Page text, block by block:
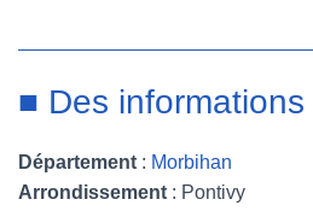
■ Des
Département : Morbihan
Arrondissement : Pontivy